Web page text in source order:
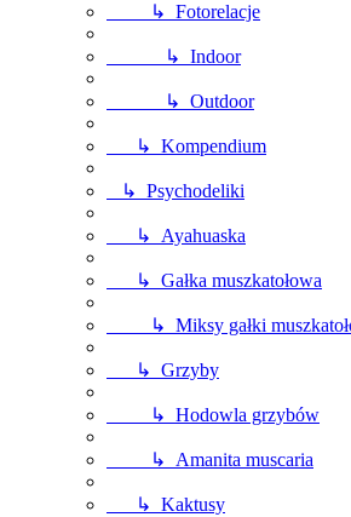
↳ Fotorelacje
↳ Indoor
↳ Outdoor
↳ Kompendium
↳ Psychodeliki
↳ Ayahuaska
↳ Gałka muszkatołowa
↳ Miksy gałki
↳ Grzyby
↳ Hodowla grzybów
↳ Amanita muscaria
↳ Kaktusy